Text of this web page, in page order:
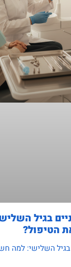
בגיל
הטיפול?
השלישי: למה